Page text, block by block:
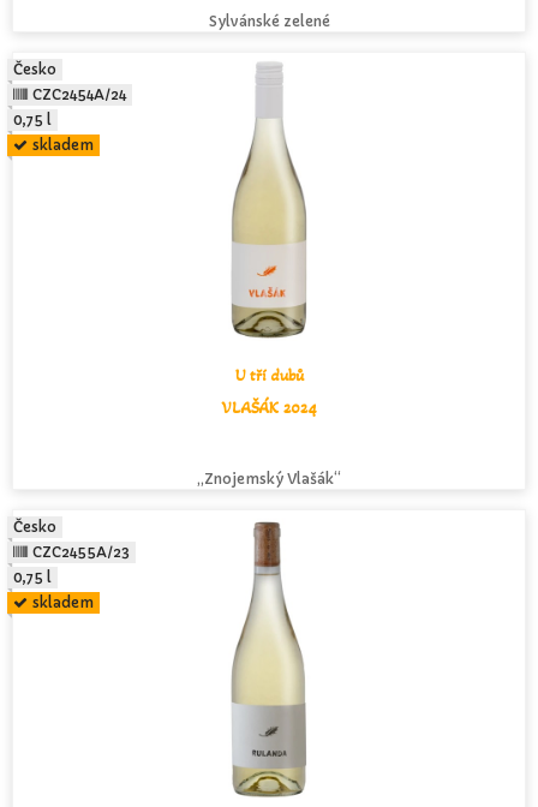
Sylvánské zelené
U tří dubů
VLAŠÁK 2024
„Znojemský Vlašák“
Česko
CZC2454A/24
0,75 l
skladem
Česko
CZC2455A/23
0,75 l
skladem